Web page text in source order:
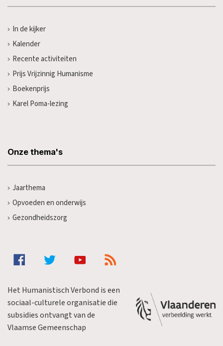
In de kijker
Kalender
Recente activiteiten
Prijs Vrijzinnig Humanisme
Boekenprijs
Karel Poma-lezing
Onze thema's
Jaarthema
Opvoeden en onderwijs
Gezondheidszorg
Het Humanistisch Verbond is een
sociaal-culturele organisatie die
subsidies ontvangt van de
Vlaamse Gemeenschap